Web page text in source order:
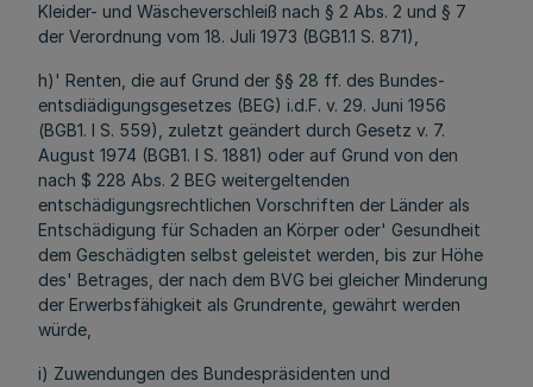
Kleider- und Wäscheverschleiß nach § 2 Abs. 2 und § 7
der Verordnung vom 18. Juli 1973 (BGB1.1 S. 871),
h)' Renten, die auf Grund der §§ 28 ff. des Bundes-
entsdiädigungsgesetzes (BEG) i.d.F. v. 29. Juni 1956
(BGB1. I S. 559), zuletzt geändert durch Gesetz v. 7.
August 1974 (BGB1. I S. 1881) oder auf Grund von den
nach $ 228 Abs. 2 BEG weitergeltenden
entschädigungsrechtlichen Vorschriften der Länder als
Entschädigung für Schaden an Körper oder' Gesundheit
dem Geschädigten selbst geleistet werden, bis zur Höhe
des' Betrages, der nach dem BVG bei gleicher Minderung
der Erwerbsfähigkeit als Grundrente, gewährt werden
würde,
i) Zuwendungen des Bundespräsidenten und